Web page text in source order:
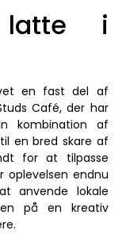
latte i
en fast del af
Café, der har
kombination af
en bred skare af
for at tilpasse
oplevelsen endnu
anvende lokale
på en kreativ